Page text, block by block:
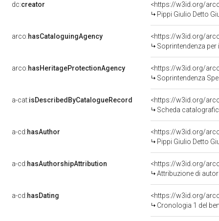
dc:creator
<https://w3id.org/
Pippi Giulio Detto
arco:hasCataloguingAgency
<https://w3id.org/
Soprintendenza
arco:hasHeritageProtectionAgency
<https://w3id.org/
Soprintendenza
a-cat:isDescribedByCatalogueRecord
<https://w3id.org/
Scheda
a-cd:hasAuthor
<https://w3id.org/
Pippi Giulio Detto
a-cd:hasAuthorshipAttribution
<https://w3id.org/
Attribuzione di
a-cd:hasDating
<https://w3id.org/
Cronologia 1 del